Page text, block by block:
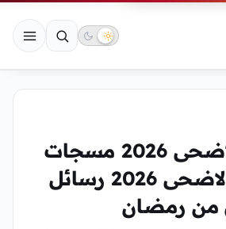
تهنئة عيد الاضحى 2026 مسجات
رسائل عيد الاضحى 2026 رسائل
من رمضان